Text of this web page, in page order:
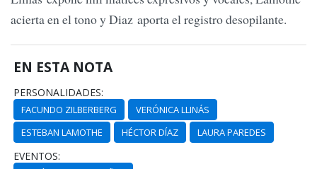
acierta en el tono y Diaz aporta el registro desopilante.
EN ESTA NOTA
PERSONALIDADES:
FACUNDO ZILBERBERG
VERÓNICA LLINÁS
ESTEBAN LAMOTHE
HÉCTOR DÍAZ LAURA PAREDES
EVENTOS: